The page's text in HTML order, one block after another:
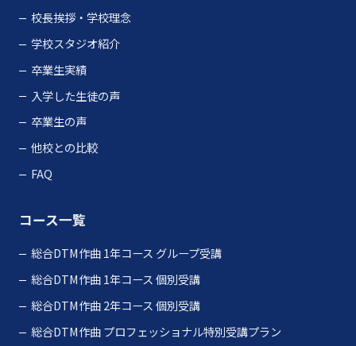
校長挨拶・学校理念
学校スタジオ紹介
卒業生実績
入学した生徒の声
卒業生の声
他校との比較
FAQ
コース一覧
総合DTM作曲 1年コース グループ受講
総合DTM作曲 1年コース 個別受講
総合DTM作曲 2年コース 個別受講
総合DTM作曲 プロフェッショナル特別受講プラン